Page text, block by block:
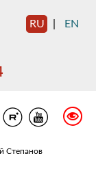
RU EN
Степанов